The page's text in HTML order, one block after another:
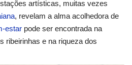
artísticas, muitas vezes
, revelam a alma acolhedora de
estar pode ser encontrada na
ribeirinhas e na riqueza dos